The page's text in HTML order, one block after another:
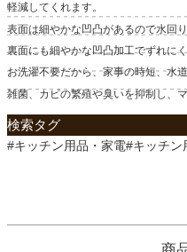
軽減してくれます。
表面は細やかな凹凸があるので水回
裏面にも細やかな凹凸加工でずれに
お洗濯不要だから、家事の時短、水
雑菌、カビの繁殖や臭いを抑制し、
検索タグ
#キッチン用品・家電#キッチ